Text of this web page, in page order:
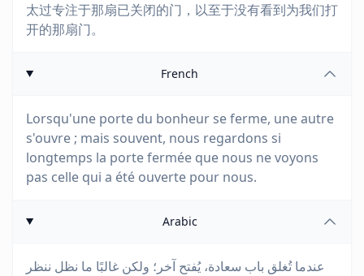
太过专注于那扇已关闭的门，以至于没有看到为我们打
开的那扇门。
French
Lorsqu'une porte du bonheur se ferme, une autre
s'ouvre ; mais souvent, nous regardons si
longtemps la porte fermée que nous ne voyons
pas celle qui a été ouverte pour nous.
Arabic
عندما تُغلق باب سعادة، يُفتح آخر؛ ولكن غالبًا ما نظل ننظر